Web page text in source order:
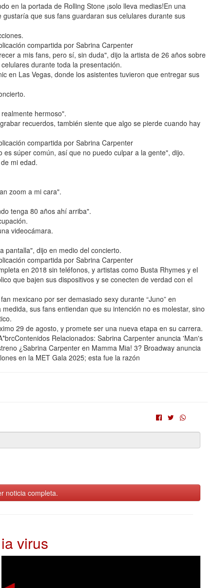
en la portada de Rolling Stone ¡solo lleva medias!En una
que sus fans guardaran sus celulares durante sus
compartida por Sabrina Carpenter
a mis fans, pero sí, sin duda", dijo la artista de 26 años sobre
durante toda la presentación.
en Las Vegas, donde los asistentes tuvieron que entregar sus
hermoso".
recuerdos, también siente que algo se pierde cuando hay
compartida por Sabrina Carpenter
súper común, así que no puedo culpar a la gente", dijo.
mi edad.
zoom a mi cara".
tenga 80 años ahí arriba".
videocámara.
pantalla", dijo en medio del concierto.
compartida por Sabrina Carpenter
en 2018 sin teléfonos, y artistas como Busta Rhymes y el
que bajen sus dispositivos y se conecten de verdad con el
mexicano por ser demasiado sexy durante “Juno” en
sus fans entiendan que su intención no es molestar, sino
29 de agosto, y promete ser una nueva etapa en su carrera.
Relacionados: Sabrina Carpenter anuncia 'Man's
¿Sabrina Carpenter en Mamma Mia! 3? Broadway anuncia
en la MET Gala 2025; esta fue la razón
noticia completa.
ia virus